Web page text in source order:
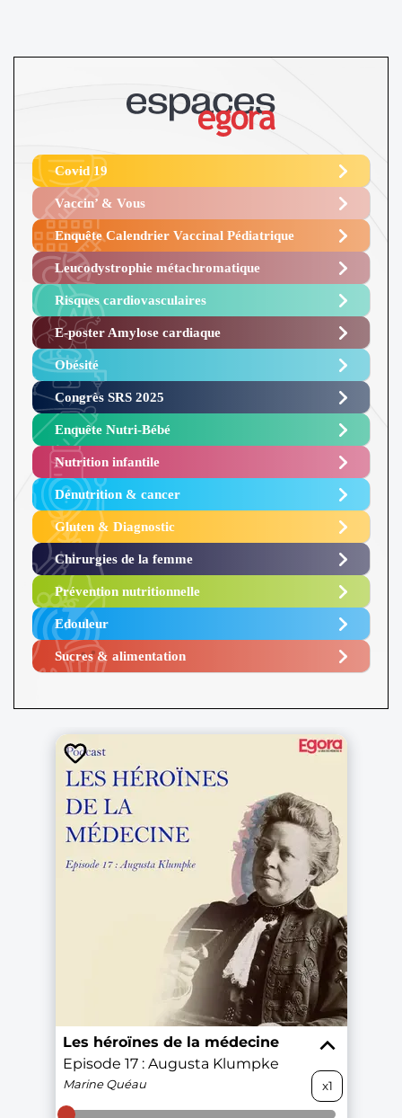
Covid 19
Vaccin’ & Vous
Enquête Calendrier Vaccinal Pédiatrique
Leucodystrophie métachromatique
Risques cardiovasculaires
E-poster Amylose cardiaque ​
Obésité ​
Congrès SRS 2025 ​
Enquête Nutri-Bébé ​
Nutrition infantile
Dénutrition & cancer
Gluten & Diagnostic
Chirurgies de la femme
Prévention nutritionnelle
Edouleur​
Sucres & alimentation​